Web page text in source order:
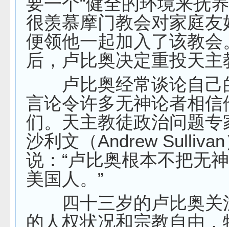
很羡慕摩门教会对家庭友
便领他一起加入了该教会
后，卢比奥决定重投天主
卢比奥经常谈论自己
言论令许多无神论者相信
们。天主教徒政治问题专
沙利文（Andrew
说：“卢比奥根本不把无
美国人。”
四十三岁的卢比奥关
的人权状况和宗教自由，